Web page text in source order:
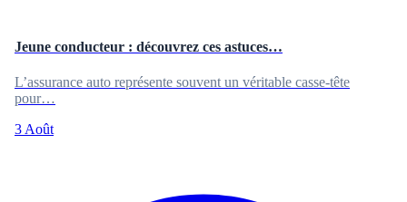
Jeune conducteur : découvrez ces astuces…
L’assurance auto représente souvent un véritable casse-tête
pour…
3 Août